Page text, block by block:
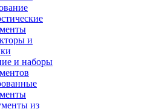
и
и наборы
из